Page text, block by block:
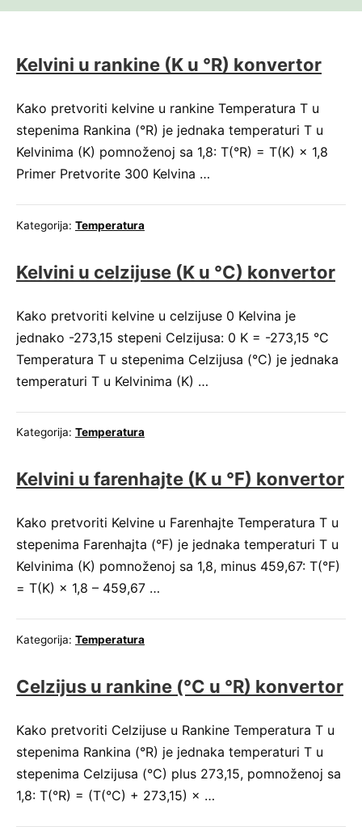
Kelvini u rankine (K u °R) konvertor
Kako pretvoriti kelvine u rankine Temperatura T u
stepenima Rankina (°R) je jednaka temperaturi T u
Kelvinima (K) pomnoženoj sa 1,8: T(°R) = T(K) × 1,8
Primer Pretvorite 300 Kelvina …
Kategorija: Temperatura
Kelvini u celzijuse (K u °C) konvertor
Kako pretvoriti kelvine u celzijuse 0 Kelvina je
jednako -273,15 stepeni Celzijusa: 0 K = -273,15 °C
Temperatura T u stepenima Celzijusa (°C) je jednaka
temperaturi T u Kelvinima (K) …
Kategorija: Temperatura
Kelvini u farenhajte (K u °F) konvertor
Kako pretvoriti Kelvine u Farenhajte Temperatura T u
stepenima Farenhajta (°F) je jednaka temperaturi T u
Kelvinima (K) pomnoženoj sa 1,8, minus 459,67: T(°F)
= T(K) × 1,8 – 459,67 …
Kategorija: Temperatura
Celzijus u rankine (°C u °R) konvertor
Kako pretvoriti Celzijuse u Rankine Temperatura T u
stepenima Rankina (°R) je jednaka temperaturi T u
stepenima Celzijusa (°C) plus 273,15, pomnoženoj sa
1,8: T(°R) = (T(°C) + 273,15) × …